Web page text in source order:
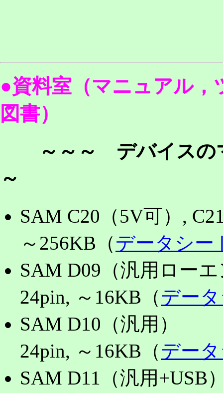
●資料室（マニュアル
図書）
～～～ デバイスの
～
SAM C20（5V可）,
～256KB（データシー
SAM D09（汎用
24pin, ～16KB（デー
SAM D10
24pin, ～16KB（デー
SAM D11（汎